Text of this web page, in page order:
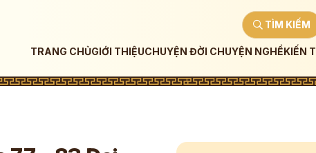
TÌM KIẾM
TRANG CHỦGIỚI THIỆUCHUYỆN ĐỜI CHUYỆN NGHỀKIẾN